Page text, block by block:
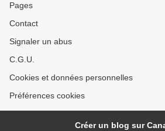
Pages
Contact
Signaler un abus
C.G.U.
Cookies et données personnelles
Préférences cookies
Créer un blog sur